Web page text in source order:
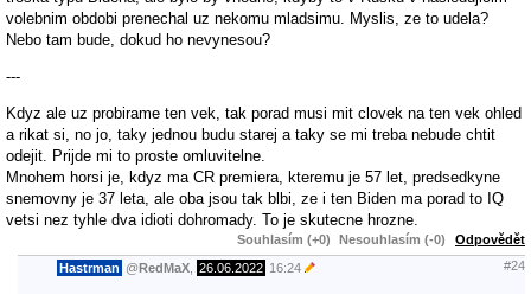
volebnim obdobi prenechal uz nekomu mladsimu. Myslis, ze to udela?
Nebo tam bude, dokud ho nevynesou?
---
Kdyz ale uz probirame ten vek, tak porad musi mit clovek na ten vek ohled
a rikat si, no jo, taky jednou budu starej a taky se mi treba nebude chtit
odejit. Prijde mi to proste omluvitelne.
Mnohem horsi je, kdyz ma CR premiera, kteremu je 57 let, predsedkyne
snemovny je 37 leta, ale oba jsou tak blbi, ze i ten Biden ma porad to IQ
vetsi nez tyhle dva idioti dohromady. To je skutecne hrozne.
Souhlasím (+0) Nesouhlasím (-0) Odpovědět
Hastrman @ RedMaX 26.06.2022 16:24 #24